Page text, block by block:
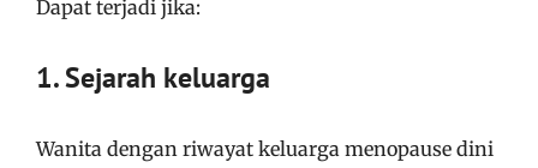
Dapat terjadi jika:
1. Sejarah keluarga
Wanita dengan riwayat keluarga menopause dini